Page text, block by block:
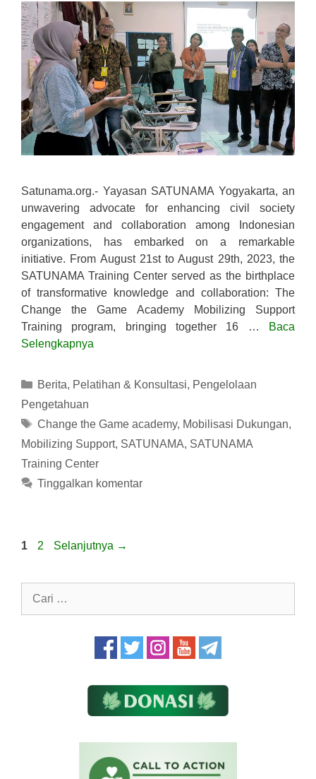
Satunama.org.- Yayasan SATUNAMA Yogyakarta, an
unwavering advocate for enhancing civil society
engagement and collaboration among Indonesian
organizations, has embarked on a remarkable
initiative. From August 21st to August 29th, 2023, the
SATUNAMA Training Center served as the birthplace
of transformative knowledge and collaboration: The
Change the Game Academy Mobilizing Support
Training program, bringing together 16 …
Baca
Selengkapnya
Kategori
Berita, Pelatihan & Konsultasi, Pengelolaan
Pengetahuan
Tag
Change the Game academy, Mobilisasi Dukungan,
Mobilizing Support, SATUNAMA, SATUNAMA
Training Center
Tinggalkan komentar
Halaman
1 Halaman
2 Selanjutnya →
Cari